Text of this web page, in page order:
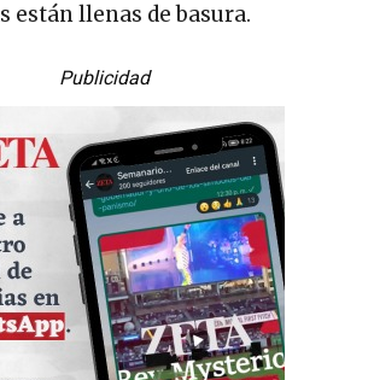
están llenas de basura.
Publicidad